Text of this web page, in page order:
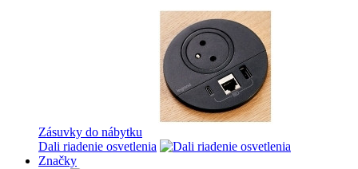
Zásuvky do nábytku
Dali riadenie osvetlenia
Značky